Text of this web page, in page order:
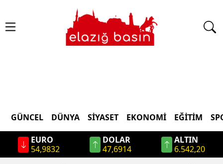
GÜNCEL DÜNYA SİYASET EKONOMİ EĞİTİM
EURO
54,9832
DOLAR
47,6914
ALTIN
6.542,20